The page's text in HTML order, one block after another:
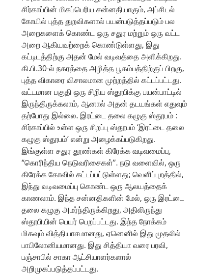
சிர்காப்பின் மிகப்பெரிய சன்னதியாகும், அப்சிடல்
கோயில் புத்த துறவிகளால் பயன்படுத்தப்படும் பல
அறைகளைக் கொண்ட ஒரு சதுர மற்றும் ஒரு வட்ட
அறை ஆகியவற்றைக் கொண்டுள்ளது, இது
கட்டிடத்திற்கு அதன் மேல் வடிவத்தை அளிக்கிறது.
கி.பி.30-ல் நகரத்தை அழித்த பூகம்பத்திற்குப் பிறகு,
புத்த விகாரை விசாலமான முற்றத்தில் கட்டப்பட்டது.
வட்டமான பகுதி ஒரு சிறிய ஸ்தூபிக்கு பயன்பாட்டில்
இருந்திருக்கலாம், ஆனால் அதன் தடயங்கள் எதுவும்
தற்போது இல்லை. இரட்டை தலை கழுகு ஸ்தூபம் :
சிர்காப்பில் உள்ள ஒரு சிறப்பு ஸ்தூபம் ‘இரட்டை தலை
கழுகு ஸ்தூபம்’ என்று அழைக்கப்படுகிறது.
இங்குள்ள சதுர தூண்கள் கிரேக்க வடிவமைப்பு,
“கொரிந்திய நெடுவரிசைகள்”. நடு வளைவில், ஒரு
கிரேக்க கோவில் கட்டப்பட்டுள்ளது; வெளிப்புறத்தில்,
இந்து வடிவமைப்பு கொண்ட ஒரு ஆலயத்தைக்
காணலாம். இந்த சன்னதிகளின் மேல், ஒரு இரட்டை
தலை கழுகு அமர்ந்திருக்கிறது, அதிலிருந்து
ஸ்தூபியின் பெயர் பெறப்பட்டது. இந்த நோக்கம்
மிகவும் வித்தியாசமானது, ஏனெனில் இது முதலில்
பாபிலோனியமானது. இது சித்தியா வரை பரவி,
பஞ்சாபில் சாகா ஆட்சியாளர்களால்
அறிமுகப்படுத்தப்பட்டது.